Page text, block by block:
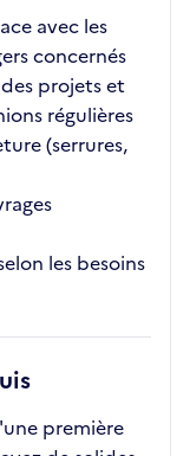
avec les
concernés
projets et
régulières
(serrures,
les besoins
première